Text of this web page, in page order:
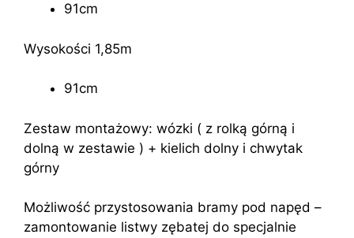
91cm
Wysokości 1,85m
91cm
Zestaw montażowy: wózki ( z rolką górną i
dolną w zestawie ) + kielich dolny i chwytak
górny
Możliwość przystosowania bramy pod napęd –
zamontowanie listwy zębatej do specjalnie